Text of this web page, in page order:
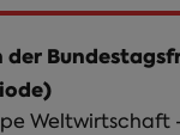
- Mitglied seit